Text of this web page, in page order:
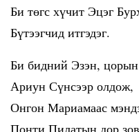
Би төгс хүчит Эцэг
Бүтээгчид итгэдэг.
Би бидний Эзэн,
Ариун Сүнсээр олдож,
Онгон Мариамаас
Понти Пилатын дор